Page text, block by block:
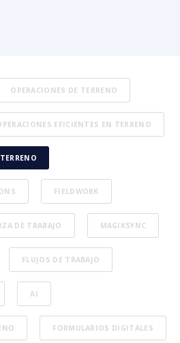
OPERACIONES DE TERRENO
EFICIENTES EN TERRENO
FIELDWORK
DE TRABAJO MAGIKSYNC
FLUJOS DE TRABAJO
AI
FORMULARIOS DIGITALES